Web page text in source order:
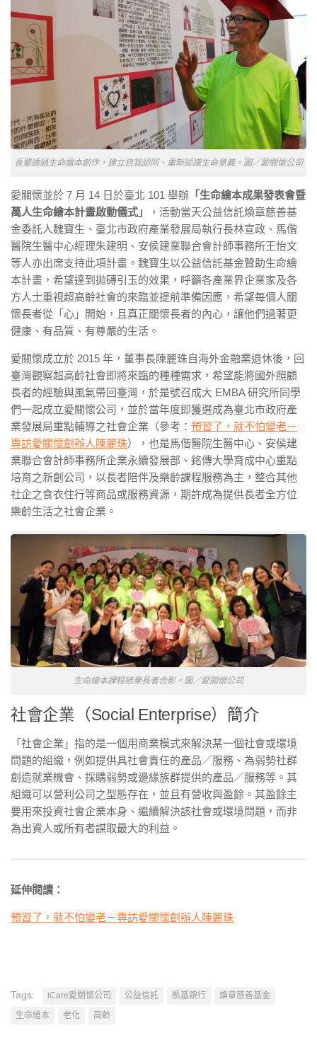
長輩透過生命繪本創作，建立自我認同、重新認識生命意義。圖／愛關懷公司
愛關懷並於 7 月 14 日於臺北 101 舉辦 「生命繪本成果發表會暨
萬人生命繪本計畫啟動儀式」
，活動當天公益信託煥章慈善基
金委託人魏寶生、臺北市政府產業發展局執行長林宣政、馬偕
醫院生醫中心經理朱建明、安侯建業聯合會計師事務所王怡文
等人亦出席支持此項計畫。魏寶生以公益信託基金贊助生命繪
本計畫，希望達到拋磚引玉的效果，呼籲各產業界企業家及各
方人士重視超高齡社會的來臨並提前準備因應，希望每個人關
懷長者從「心」開始，且真正關懷長者的內心，讓他們過著更
健康、有品質、有尊嚴的生活。
愛關懷成立於 2015 年，董事長陳麗珠自海外金融業退休後，回
臺灣觀察超高齡社會即將來臨的種種需求，希望能將國外照顧
長者的經驗與風氣帶回臺灣，於是號召成大 EMBA 研究所同學
們一起成立愛關懷公司，並於當年度即獲選成為臺北市政府產
業發展局重點輔導之社會企業（參考： 預習了，就不怕變老－
專訪愛關懷創辦人陳麗珠），也是馬偕醫院生醫中心、安侯建
業聯合會計師事務所企業永續發展部、銘傳大學育成中心重點
培育之新創公司，以長者陪伴及樂齡課程服務為主，整合其他
社企之食衣住行等商品或服務資源，期許成為提供長者全方位
樂齡生活之社會企業。
生命繪本課程結業長者合影。圖／愛關懷公司
社會企業（Social Enterprise）簡介
「社會企業」指的是一個用商業模式來解決某一個社會或環境
問題的組織，例如提供具社會責任的產品／服務、為弱勢社群
創造就業機會、採購弱勢或邊緣族群提供的產品／服務等。其
組織可以營利公司之型態存在，並且有營收與盈餘。其盈餘主
要用來投資社會企業本身、繼續解決該社會或環境問題，而非
為出資人或所有者謀取最大的利益。
延伸閱讀：
預習了，就不怕變老－專訪愛關懷創辦人陳麗珠
Tags: iCare愛關懷公司 公益信託 凱基銀行
煥章慈善基金
生命繪本
老化 高齡